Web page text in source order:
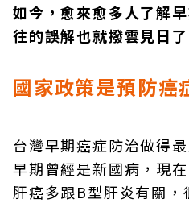
如今，愈來愈多人了解
往的誤解也就撥雲見日了
國家政策是預防癌
台灣早期癌症防治做得
早期曾經是新國病，現
肝癌多跟B型肝炎有關